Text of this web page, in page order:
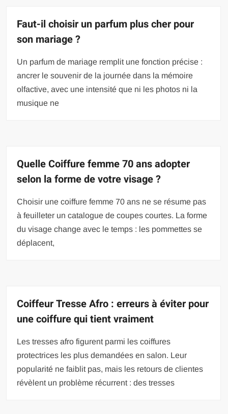
Faut-il choisir un parfum plus cher pour
son mariage ?
Un parfum de mariage remplit une fonction précise :
ancrer le souvenir de la journée dans la mémoire
olfactive, avec une intensité que ni les photos ni la
musique ne
Quelle Coiffure femme 70 ans adopter
selon la forme de votre visage ?
Choisir une coiffure femme 70 ans ne se résume pas
à feuilleter un catalogue de coupes courtes. La forme
du visage change avec le temps : les pommettes se
déplacent,
Coiffeur Tresse Afro : erreurs à éviter pour
une coiffure qui tient vraiment
Les tresses afro figurent parmi les coiffures
protectrices les plus demandées en salon. Leur
popularité ne faiblit pas, mais les retours de clientes
révèlent un problème récurrent : des tresses